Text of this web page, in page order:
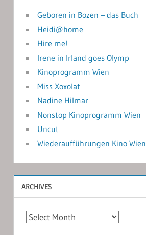
Geboren in Bozen – das Buch
Heidi@home
Hire me!
Irene in Irland goes Olymp
Kinoprogramm Wien
Miss Xoxolat
Nadine Hilmar
Nonstop Kinoprogramm Wien
Uncut
Wiederaufführungen Kino Wien
ARCHIVES
Archives